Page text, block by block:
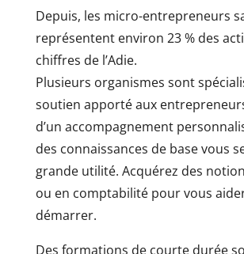
Depuis, les micro-entrepreneurs
représentent environ 23 % des
chiffres de l’Adie.
Plusieurs organismes sont
soutien apporté aux
d’un accompagnement
des connaissances de base vous
grande utilité. Acquérez des
ou en comptabilité pour vous
démarrer.
Des formations de courte durée